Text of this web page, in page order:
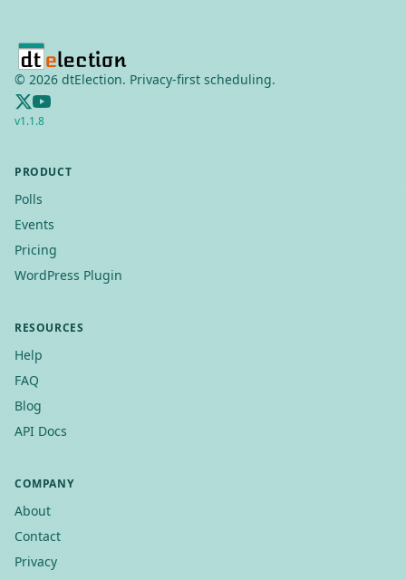
© 2026 dtElection. Privacy-first scheduling.
v1.1.8
PRODUCT
Polls
Events
Pricing
WordPress Plugin
RESOURCES
Help
FAQ
Blog
API Docs
COMPANY
About
Contact
Privacy